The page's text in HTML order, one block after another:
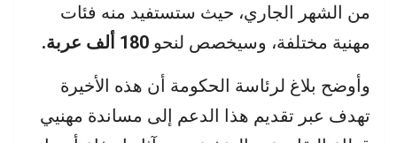
من الشهر الجاري، حيث ستستفيد منه فئات
مهنية مختلفة، وسيخصص لنحو
وأوضح بلاغ لرئاسة الحكومة أن هذه الأخيرة
تهدف عبر تقديم هذا الدعم إلى مساندة مهنيي